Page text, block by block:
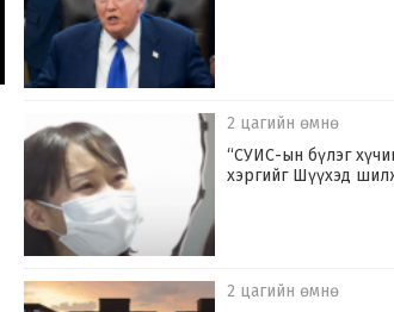
2 цагийн өмнө
“СУИС-ын бүлэг
хэргийг Шүүхэд
2 цагийн өмнө